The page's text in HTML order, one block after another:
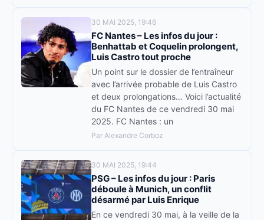
30 MAI 2025, 19:46
FC Nantes – Les infos du jour :
Benhattab et Coquelin prolongent,
Luis Castro tout proche
Un point sur le dossier de l’entraîneur
avec l’arrivée probable de Luis Castro
et deux prolongations… Voici l’actualité
du FC Nantes de ce vendredi 30 mai
2025. FC Nantes : un
Par Alexandre Corboz
30 MAI 2025, 19:44
PSG – Les infos du jour : Paris
déboule à Munich, un conflit
désarmé par Luis Enrique
En ce vendredi 30 mai, à la veille de la